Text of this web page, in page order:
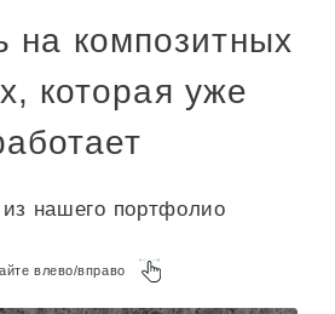
на композитных
которая уже
нашего портфолио
влево/вправо